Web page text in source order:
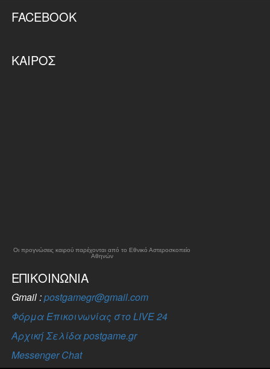
FACEBOOK
ΚΑΙΡΌΣ
Οι προγνώσεις καιρού παρέχονται από το Εθνικό Αστεροσκοπείο
Αθηνών
ΕΠΙΚΟΙΝΩΝΊΑ
Gmail :postgamegr@gmail.com
Φόρμα Επικοινωνίας στο LIVE 24
Αρχική Σελίδα postgame.gr
Messenger Chat